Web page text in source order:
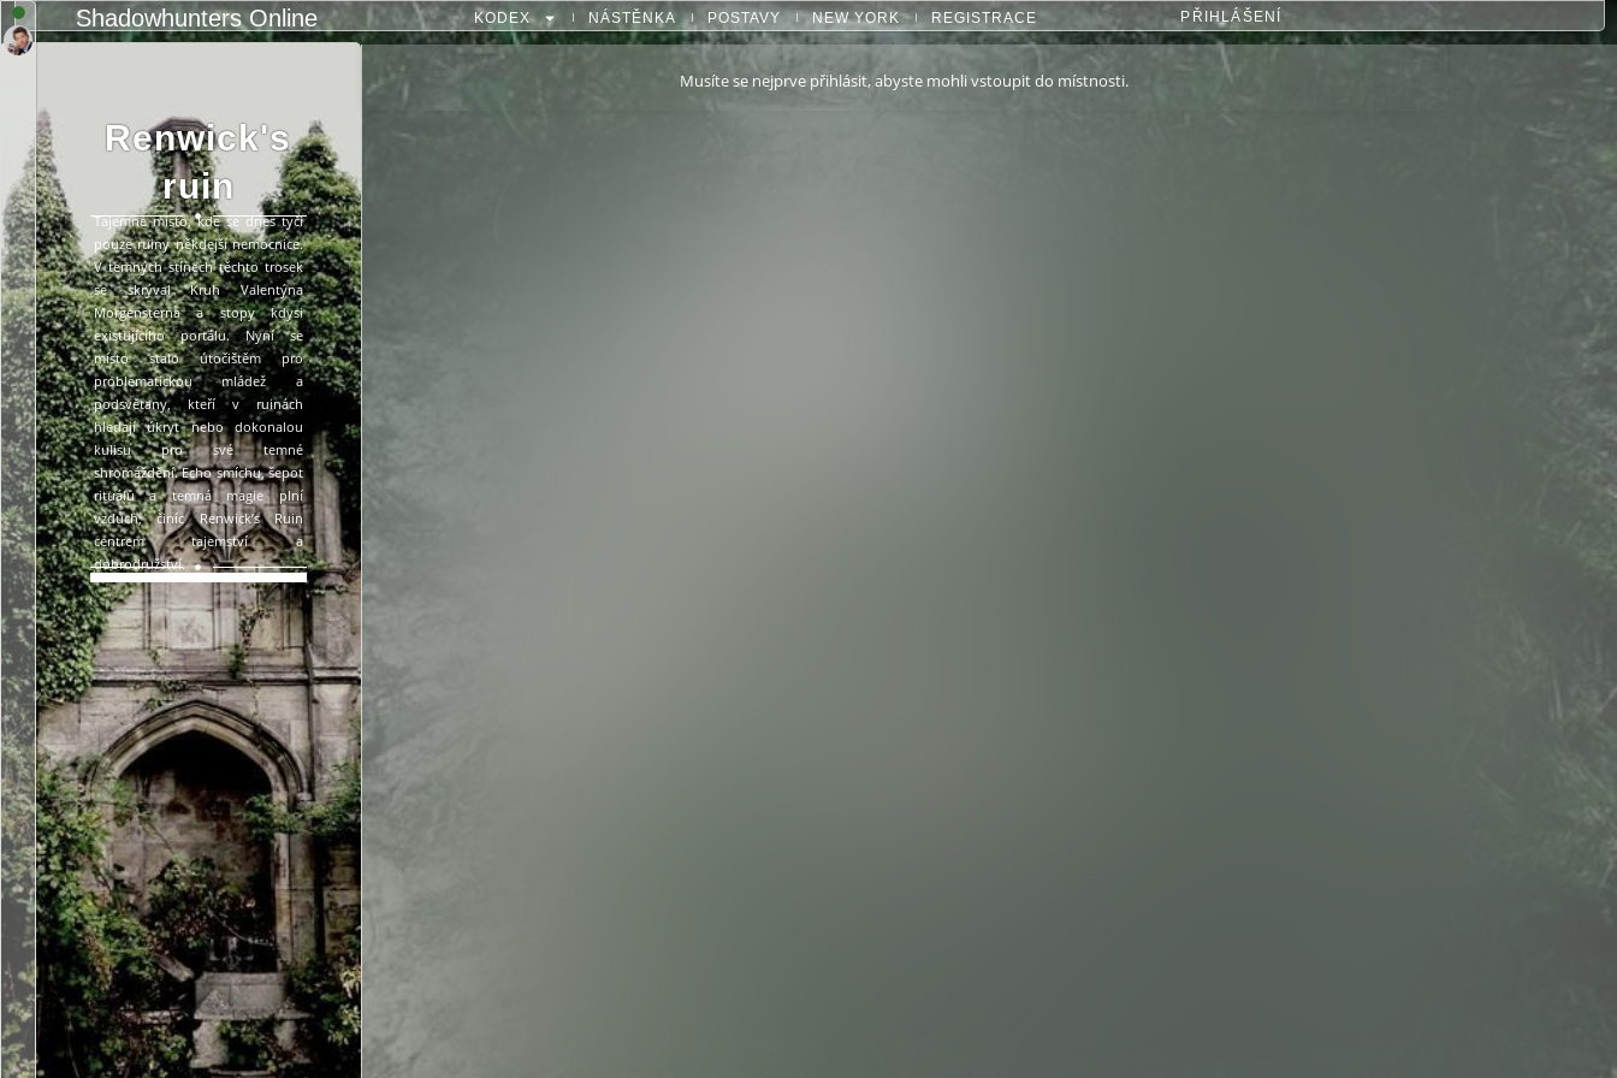
Shadowhunters Online KODEX NÁSTĚNKA POSTAVY NEW YORK REGISTRACE PŘIHLÁŠENÍ
Renwick's
ruin
Tajemné místo, kde se dnes tyčí
pouze ruiny někdejší nemocnice.
V temných stínech těchto trosek
se skrýval Kruh Valentýna
Morgensterna a stopy kdysi
existujícího portálu. Nyní se
místo stalo útočištěm pro
problematickou mládež a
podsvětany, kteří v ruinách
hledají úkryt nebo dokonalou
kulisu pro své temné
shromáždění. Echo smíchu, šepot
rituálů a temná magie plní
vzduch, činíc Renwick’s Ruin
centrem tajemství a
dobrodružství.
Musíte se nejprve přihlásit, abyste mohli vstoupit do místnosti.